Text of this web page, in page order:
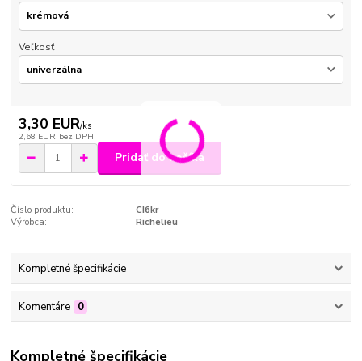
Veľkosť
3,30 EUR/ks
2,68 EUR bez DPH
Pridať do košíka
Číslo produktu:
CI6kr
Výrobca:
Richelieu
Kompletné špecifikácie
Komentáre 0
Kompletné špecifikácie